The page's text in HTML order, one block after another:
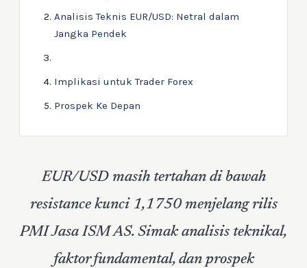
Analisis Teknis EUR/USD: Netral dalam
Jangka Pendek
Implikasi untuk Trader Forex
Prospek Ke Depan
EUR/USD masih tertahan di bawah
resistance kunci 1,1750 menjelang rilis
PMI Jasa ISM AS. Simak analisis teknikal,
faktor fundamental, dan prospek